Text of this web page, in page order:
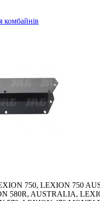
комбайнів
750, LEXION 750
580R, AUSTRALIA,